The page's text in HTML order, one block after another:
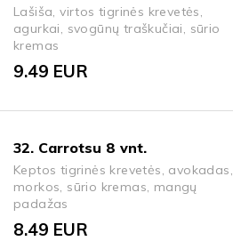
Lašiša, virtos tigrinės krevetės,
agurkai, svogūnų traškučiai, sūrio
kremas
9.49 EUR
32. Carrotsu 8 vnt.
Keptos tigrinės krevetės, avokadas,
morkos, sūrio kremas, mangų
padažas
8.49 EUR